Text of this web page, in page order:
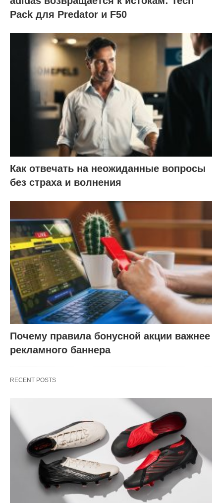
Pack для Predator и F50
Как отвечать на неожиданные вопросы
без страха и волнения
Почему правила бонусной акции важнее
рекламного баннера
RECENT POSTS